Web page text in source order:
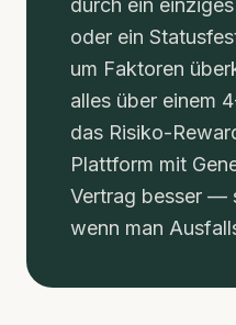
durch ein
oder ein
um Faktoren
alles über einem
das Risiko-
Plattform mit
Vertrag besser —
wenn man